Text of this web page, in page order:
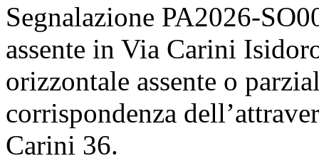
Segnalazione PA2026-
assente in Via Carini
orizzontale assente o
corrispondenza
Carini 36.